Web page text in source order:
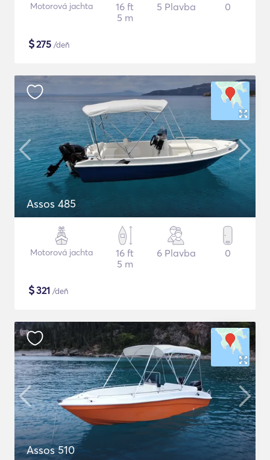
Motorová jachta
16 ft
5 m
5 Plavba 0
$275 /deň
Assos 485
Motorová jachta
16 ft
5 m
6 Plavba 0
$321 /deň
Assos 510